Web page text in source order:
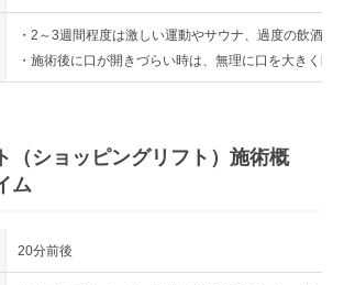
・2～3週間程度は激しい運動やサウナ、過度の飲酒を
・施術後に口が開きづらい時は、無理に口を大きく
（ショッピングリフト）施術概
ム
20分前後